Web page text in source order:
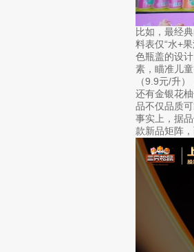
比如，最经
料表仅“水+
色瓶盖的设
素，瞄准儿
（9.9元/升
还有金银花
品不仅品质
事实上，据
款新品矩阵